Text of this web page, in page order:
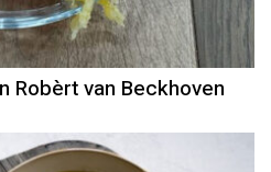
Robèrt van Beckhoven